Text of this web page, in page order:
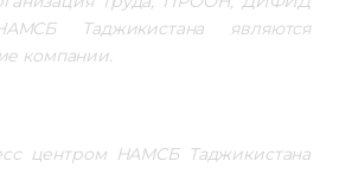
Таджикистана являются
компании.
центром НАМСБ Таджикистана